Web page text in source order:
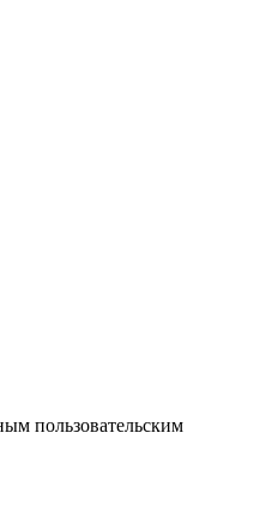
пользовательским